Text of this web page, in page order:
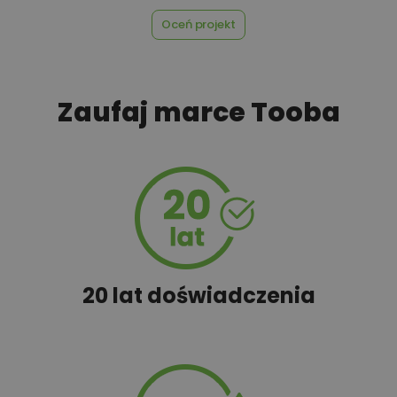
Szambo 450,00 zł
Tablica informacyjna
Wentylacja mechaniczna 590,00 zł
Oceń projekt
Zaufaj marce Tooba
20 lat doświadczenia